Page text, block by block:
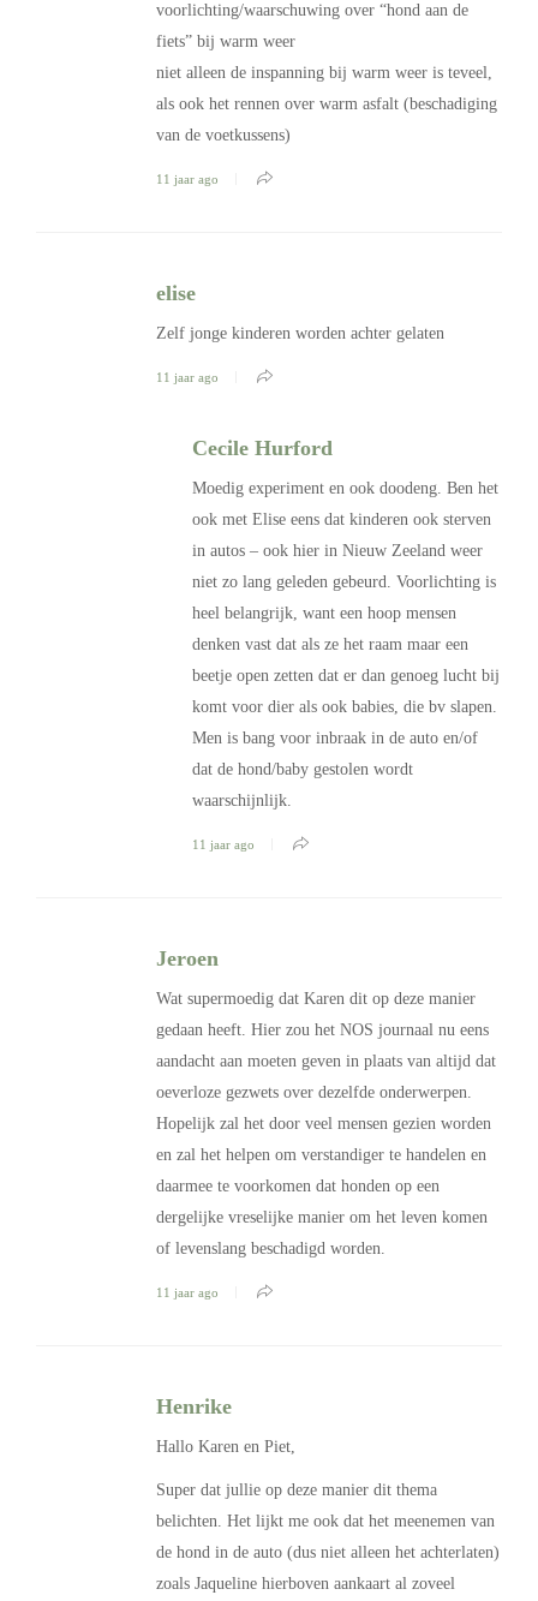
voorlichting/waarschuwing over “hond aan de
fiets” bij warm weer
niet alleen de inspanning bij warm weer is teveel,
als ook het rennen over warm asfalt (beschadiging
van de voetkussens)
11 jaar ago
elise
Zelf jonge kinderen worden achter gelaten
11 jaar ago
Cecile Hurford
Moedig experiment en ook doodeng. Ben het
ook met Elise eens dat kinderen ook sterven
in autos – ook hier in Nieuw Zeeland weer
niet zo lang geleden gebeurd. Voorlichting is
heel belangrijk, want een hoop mensen
denken vast dat als ze het raam maar een
beetje open zetten dat er dan genoeg lucht bij
komt voor dier als ook babies, die bv slapen.
Men is bang voor inbraak in de auto en/of
dat de hond/baby gestolen wordt
waarschijnlijk.
11 jaar ago
Jeroen
Wat supermoedig dat Karen dit op deze manier
gedaan heeft. Hier zou het NOS journaal nu eens
aandacht aan moeten geven in plaats van altijd dat
oeverloze gezwets over dezelfde onderwerpen.
Hopelijk zal het door veel mensen gezien worden
en zal het helpen om verstandiger te handelen en
daarmee te voorkomen dat honden op een
dergelijke vreselijke manier om het leven komen
of levenslang beschadigd worden.
11 jaar ago
Henrike
Hallo Karen en Piet,
Super dat jullie op deze manier dit thema
belichten. Het lijkt me ook dat het meenemen van
de hond in de auto (dus niet alleen het achterlaten)
zoals Jaqueline hierboven aankaart al zoveel